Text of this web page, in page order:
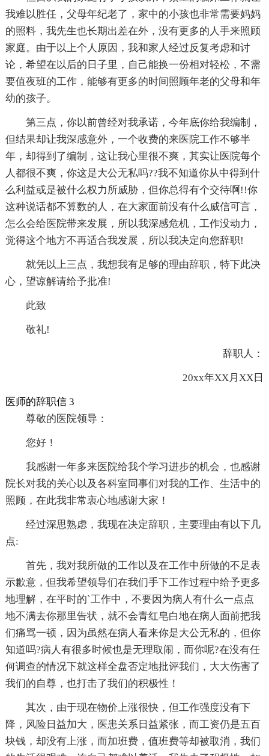
我难以胜任，父母年纪老了，家中的小孩也非常需要妈妈
的照料，我先生也长期出差在外，没有更多的人手来照顾
家庭。由于以上个人原因，我和家人经过反复考虑和讨
论，希望在以后的日子里，自己能换一份相对轻松，不需
要值夜班的工作，能够有更多的时间照顾年老的父母和年
幼的孩子。
第三点，你以前曾经对我承诺，今年底你给我编制，
但结果却让我深感意外，一个收费的来医院工作不够半
年，却得到了编制，这让我心里很不爽，其实让医院每个
人都很不爽，你这是大公无私吗??我不知道你从中得到什
么利益或是被什么权力所威胁，但你总得有个交待啊!!你
这种说话都不算数的人，在大家面前没有什么威信可言，
怎么会给医院带来发展，所以我深感危机，工作没动力，
觉得这个地方不再适合我发展，所以我决定向您辞职!
就凭以上三点，我想我有足够的理由辞职，特下此决
心，望谅解请给予批准!
此致
敬礼!
辞职人：
20xx年XX月XX日
医师的辞职信 3
尊敬的医院领导：
您好！
我感谢一年多来医院给我个学习进步的机会，也感谢
院长对我的关心以及各科室同事们对我的工作、生活中的
照顾，在此我非常衷心地感谢大家！
经过深思熟虑，我现在决定辞职，主要理由有以下几
点:
首先，我对我所做的工作以及在工作中所做的不足表
示歉意，但我希望领导们在我们手下工作过程中给予更多
地理解，在平时的`工作中，不要因为病人有什么一点点
地不满去你那里告状，就不会青红皂白地在病人面前把我
们痛骂一顿，因为虽然在病人看来你是大公无私的，但你
知道吗?病人有很多时候也是无理取闹，而你呢?在没有任
何调查的情况下就这样全盘否定地批评我们，大大伤害了
我们的自尊，也打击了我们的积极性！
其次，由于现在物价上涨很快，但工作强度没有下
降，风险日益加大，医患关系日益紧张，而工资仍是五百
块钱，却没有上涨，而加班费，值班费等却被取消，我们